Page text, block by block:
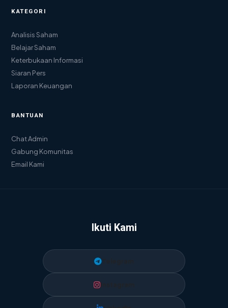
KATEGORI
Analisis Saham
Belajar Saham
Keterbukaan Informasi
Siaran Pers
Laporan Keuangan
BANTUAN
Chat Admin
Gabung Komunitas
Email Kami
Ikuti Kami